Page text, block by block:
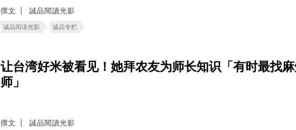
撰文 誠品閱讀光影
诚品阅读光影 诚品专栏
让台湾好米被看见！她拜农友为师长知识「有时最找
师」
撰文 誠品閱讀光影